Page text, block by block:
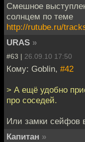
Смешное
солнцем по теме
http://rutube.ru/
URAS »
#63 | 26.09.10 17:50
Кому: Goblin, #42
> А ещё удобно
про соседей.
Или замки сейфов
Капитан »